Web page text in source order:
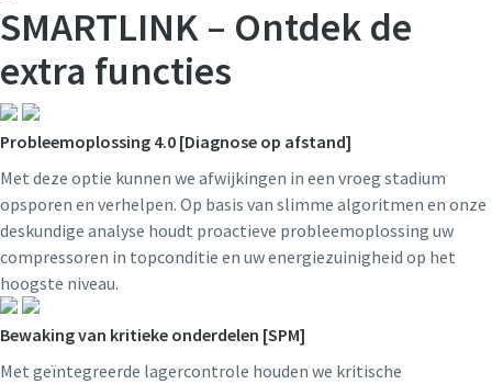
SMARTLINK – Ontdek de
extra functies
Probleemoplossing 4.0 [Diagnose op afstand]
Met deze optie kunnen we afwijkingen in een vroeg stadium
opsporen en verhelpen. Op basis van slimme algoritmen en onze
deskundige analyse houdt proactieve probleemoplossing uw
compressoren in topconditie en uw energiezuinigheid op het
hoogste niveau.
Bewaking van kritieke onderdelen [SPM]
Met geïntegreerde lagercontrole houden we kritische